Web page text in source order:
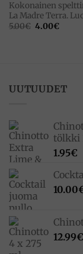
Kokonainen
La Madre Terra.
5.00€ Alkuperäinen
4.00€
UUTUUDET
tölkki
1.95€
10.00
12.99€